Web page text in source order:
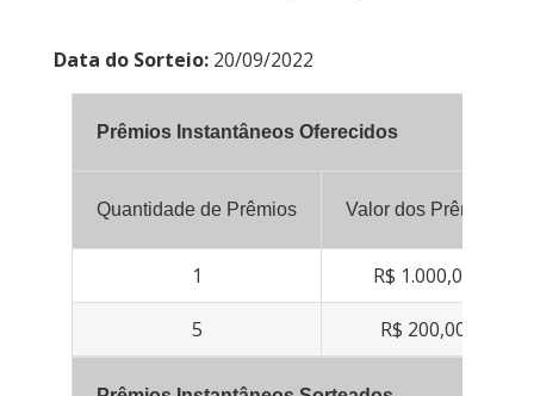
Data do Sorteio: 20/09/2022
Prêmios Instantâneos Oferecidos
Quantidade de Prêmios Valor dos Prêmios
1 R$ 1.000,00
5 R$ 200,00